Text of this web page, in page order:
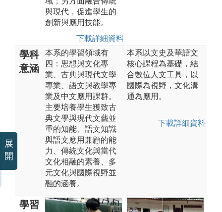
與現代，促進學生的
創新與應用技能。
下載詳細資料
學科
意涵
本系的學習領域有
四：思想與文化專
業、古典與現代文學
專業、語文與教學專
業及中文應用課群。
主要培養學生獲致古
典文學與現代文藝並
重的知能、語文知識
與語文應用兼顧的能
力、傳統文化與當代
文化相融的素養、多
元文化與國際視野並
融的涵養。
本系以文史及華語文
核心課程為基礎，結
合數位人文工具，以
國際為視野，文化溝
通為應用。
下載詳細資料
學習
展
開